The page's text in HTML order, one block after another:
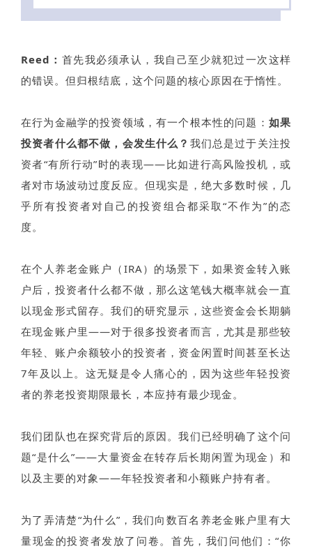
Reed： 首先我必须承认，我自己至少就犯过一次这样
的错误。但归根结底，这个问题的核心原因在于惰性。
在行为金融学的投资领域，有一个根本性的问题： 如果
投资者什么都不做，会发生什么？ 我们总是过于关注投
资者“有所行动”时的表现——比如进行高风险投机，或
者对市场波动过度反应。但现实是，绝大多数时候，几
乎所有投资者对自己的投资组合都采取“不作为”的态
度。
在个人养老金账户（IRA）的场景下，如果资金转入账
户后，投资者什么都不做，那么这笔钱大概率就会一直
以现金形式留存。我们的研究显示，这些资金会长期躺
在现金账户里——对于很多投资者而言，尤其是那些较
年轻、账户余额较小的投资者，资金闲置时间甚至长达
7年及以上。这无疑是令人痛心的，因为这些年轻投资
者的养老投资期限最长，本应持有最少现金。
我们团队也在探究背后的原因。我们已经明确了这个问
题“是什么”——大量资金在转存后长期闲置为现金）和
以及主要的对象——年轻投资者和小额账户持有者。
为了弄清楚“为什么”，我们向数百名养老金账户里有大
量现金的投资者发放了问卷。首先，我们问他们：“你